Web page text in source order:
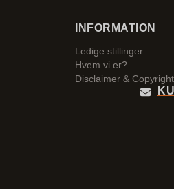
INFORMATION
Ledige stillinger
Hvem vi er?
Disclaimer & Copyright